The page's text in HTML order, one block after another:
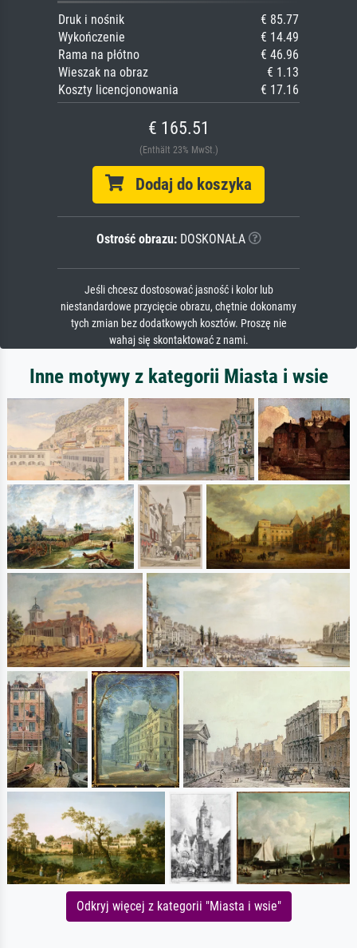
Druk i nośnik
€ 85.77
Wykończenie
€ 14.49
Rama na płótno
€ 46.96
Wieszak na obraz
€ 1.13
Koszty licencjonowania
€ 17.16
€ 165.51
(Enthält 23% MwSt.)
Dodaj do koszyka
Ostrość obrazu:DOSKONAŁA
Jeśli chcesz dostosować jasność i kolor lub
niestandardowe przycięcie obrazu, chętnie dokonamy
tych zmian bez dodatkowych kosztów. Proszę nie
wahaj się skontaktować z nami.
Inne motywy z kategorii Miasta i wsie
Odkryj więcej z kategorii "Miasta i wsie"